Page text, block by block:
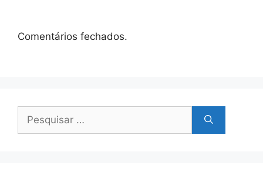
Comentários fechados.
por: